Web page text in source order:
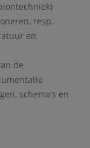
resp.
en
de
schema’s en